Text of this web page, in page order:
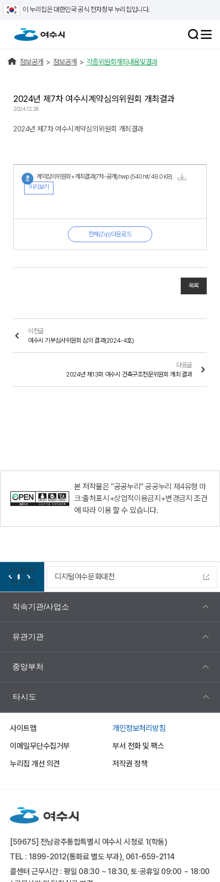
이 누리집은 대한민국 공식 전자정부 누리집입니다.
정보공개 > 정보공개 > 각종위원회개최내용및결과
2024년 제7차 여수시계약심의위원회 개최결과
2024.12.28
2024년 제7차 여수시계약심의위원회 개최결과
계약심의위원회+개최결과(7차-공개).hwp (540 hit/ 48.0 KB)
미리보기
전체(Zip)다운로드
목록
이전글
여수시 기부심사위원회 심의 결과(2024-4호)
다음글
2024년 제13회 여수시 건축구조전문위원회 개최 결과
본 저작물은 "공공누리"공공누리 제4유형 마
크:출처표시+상업적이용금지+변경금지 조건
에 따라 이용 할 수 있습니다.
이
전
정
지
다
음
디지털여수문화대전
직속기관/사업소
유관기관
중앙부처
타시도
사이트맵
개인정보처리방침
이메일무단수집거부
부서 전화 및 팩스
누리집 개선 의견
저작권 정책
[59675] 전남광주통합특별시 여수시 시청로 1(학동)
TEL : 1899-2012(통화료 별도 부과), 061-659-2114
콜센터 근무시간 : 평일 08:30 ~ 18:30, 토·공휴일 09:00 ~ 18:00